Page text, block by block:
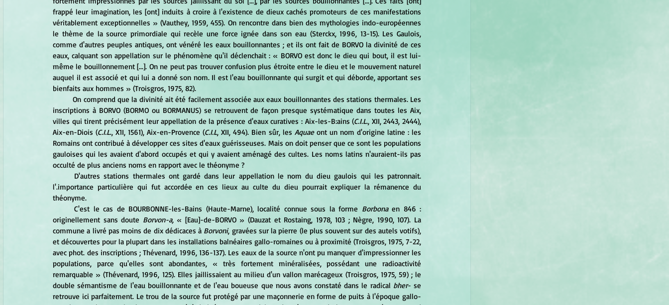
frappé leur imagination, les [ont] induits à croire à l'existence de dieux cachés promoteurs de ces manifestations
véritablement exceptionnelles » (Vauthey, 1959, 455). On rencontre dans bien des mythologies indo-européennes
le thème de la source primordiale qui recèle une force ignée dans son eau (Sterckx, 1996, 13-15). Les Gaulois,
comme d'autres peuples antiques, ont vénéré les eaux bouillonnantes ; et ils ont fait de BORVO la divinité de ces
eaux, calquant son appellation sur le phénomène qu'il déclenchait : « BORVO est donc le dieu qui bout, il est lui-
même le bouillonnement [...]. On ne peut pas trouver confusion plus étroite entre le dieu et le mouvement naturel
auquel il est associé et qui lui a donné son nom. Il est l'eau bouillonnante qui surgit et qui déborde, apportant ses
bienfaits aux hommes » (Troisgros, 1975, 82).
	On comprend que la divinité ait été facilement associée aux eaux bouillonnantes des stations thermales. Les
inscriptions à BORVO (BORMO ou BORMANUS) se retrouvent de façon presque systématique dans toutes les Aix,
villes qui tirent précisément leur appellation de la présence d'eaux curatives : Aix-les-B:ains (C.I.L., XII, 2443, 2444),
Aix-en-Diois (C.I.L., X1I, 1561), Aix-en-Provence (C.I.L, XII, 494). Bien sûr, les Aquae ont un nom d'origine latine : les
Romains ont contribué à développer ces sites d'eaux guérisseuses. Mais on doit penser que ce sont les populations
gauloises qui les avaient d'abord occupés et qui y avaient aménagé des cultes. Les noms latins n'auraient-ils pas
occulté de plus anciens noms en rapport avec le théonyme ?
l'.importance particulière qui fut accordée en ces lieux au culte du dieu pourrait expliquer la rémanence du
théonyme.
	C'est le cas de BOURBONNE-les-Bains (Haute-Marne), localité connue sous la forme
Borbona en 846 :
originellement sans doute Borvon-a, « [Eau]-de-BORVO » (Dauzat et Rostaing, 1978, 103 ; Nègre, 1990, 107). La
commune a livré pas moins de dix dédicaces à Borvoni, gravées sur la pierre (le plus souvent sur des autels votifs),
et découvertes pour la plupart dans les installations balnéaires gallo-romaines ou à proximité (Troisgros, 1975, 7-22,
avec phot. des inscriptions ; Thévenard, 1996, 136-137). Les eaux de la source n'ont pu manquer d'impressionner les
populations, parce qu'elles sont abondantes, « très fortement minéralisées, possédant une radioactivité
remarquable » (Thévenard, 1996, 125). Elles jaillissaient au milieu d'un vallon marécageux (Troisgros, 1975, 59) ; le
double sémantisme de l'eau bouillonnante et de l'eau boueuse que nous avons constaté dans le radical bher- se
retrouve ici parfaitement. Le trou de la source fut protégé par une maçonnerie en forme de puits à l'époque gallo-